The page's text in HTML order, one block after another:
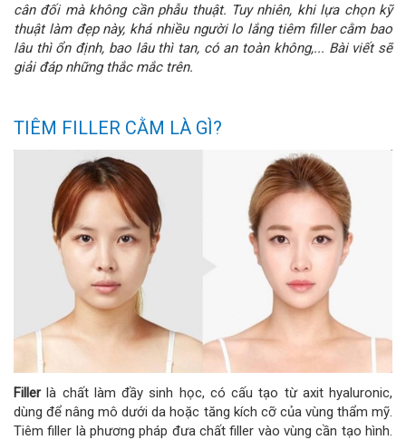
cân đối mà không cần phẫu thuật. Tuy nhiên, khi lựa chọn kỹ
thuật làm đẹp này, khá nhiều người lo lắng tiêm filler cằm bao
lâu thì ổn định, bao lâu thì tan, có an toàn không,... Bài viết sẽ
giải đáp những thắc mắc trên.
TIÊM FILLER CẰM LÀ GÌ?
Fillerlà chất làm đầy sinh học, có cấu tạo từ axit hyaluronic,
dùng để nâng mô dưới da hoặc tăng kích cỡ của vùng thẩm mỹ.
Tiêm filler là phương pháp đưa chất filler vào vùng cần tạo hình.